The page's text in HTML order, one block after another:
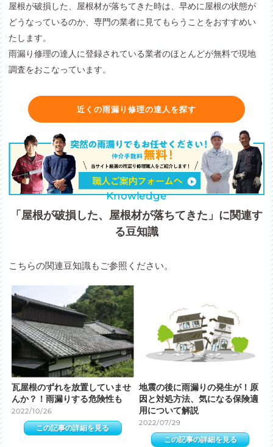
屋根が破損した、屋根材が落ちてきた時は、早めに屋根の状態が
どうなっているのか、専門の業者に見てもらうことをおすすめい
たします。
雨漏り修理の達人に登録されている業者のほとんどが無料で現地
調査をおこなっています。
近くの雨漏り修理の達人を探す
「屋根が破損した、屋根材が落ちてきた」に関連す
る豆知識
Knowledge
こちらの関連豆知識もご参照ください。
瓦屋根のずれを放置していませ
んか？！雨漏りする危険性も
2022/10/26
この記事の詳細を見る
地震の後に雨漏りの発生が！原
因と対処方法、気になる保険適
用について解説
2022/07/29
この記事の詳細を見る